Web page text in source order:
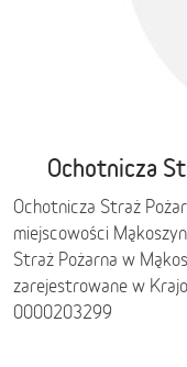
Ochotnicza
Ochotnicza Straż
miejscowości
Straż Pożarna w
zarejestrowane w
0000203299